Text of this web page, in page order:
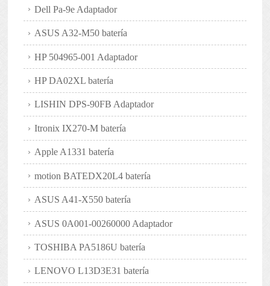
Dell Pa-9e Adaptador
ASUS A32-M50 batería
HP 504965-001 Adaptador
HP DA02XL batería
LISHIN DPS-90FB Adaptador
Itronix IX270-M batería
Apple A1331 batería
motion BATEDX20L4 batería
ASUS A41-X550 batería
ASUS 0A001-00260000 Adaptador
TOSHIBA PA5186U batería
LENOVO L13D3E31 batería